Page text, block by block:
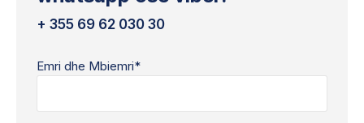
+ 355 69 62 030 30
Emri dhe Mbiemri*